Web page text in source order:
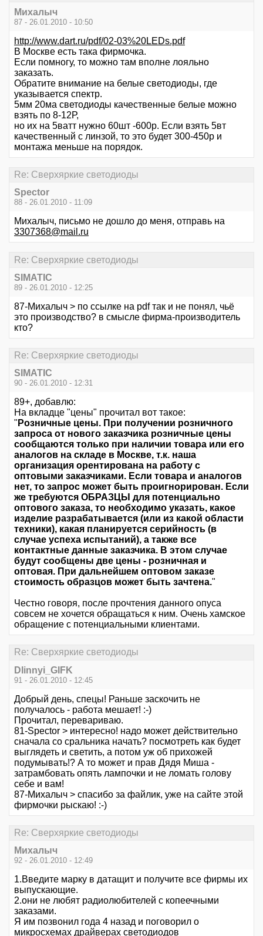
Михалыч
87 - 26.01.2010 - 10:50
http://www.dart.ru/pdf/02-03%20LEDs.pdf
В Москве есть така фирмочка.
Если помногу, то можно там вполне лояльно
заказать.
Обратите внимание на белые светодиоды, где
указывается спектр.
5мм 20ма светодиоды качественные белые можно
взять по 8-12Р,
но их на 5ватт нужно 60шт -600р. Если взять 5вт
качественный с линзой, то это будет 300-450р и
монтажа меньше на порядок.
Re: Сверхяркие светодиоды
Spector
88 - 26.01.2010 - 11:09
Михалыч, письмо не дошло до меня, отправь на
3307368@mail.ru
Re: Сверхяркие светодиоды
SIMATIC
89 - 26.01.2010 - 12:25
87-Михалыч > по ссылке на pdf так и не понял, чьё
это производство? в смысле фирма-производитель
кто?
Re: Сверхяркие светодиоды
SIMATIC
90 - 26.01.2010 - 12:31
89+, добавлю:
На вкладце "цены" прочитал вот такое:
" Розничные цены. При получении розничного
запроса от нового заказчика розничные цены
сообщаются только при наличии товара или его
аналогов на складе в Москве, т.к. наша
организация орентирована на работу с
оптовыми заказчиками. Если товара и аналогов
нет, то запрос может быть проигнорирован. Если
же требуются ОБРАЗЦЫ для потенциально
оптового заказа, то необходимо указать, какое
изделие разрабатывается (или из какой области
техники), какая планируется серийность (в
случае успеха испытаний), а также все
контактные данные заказчика. В этом случае
будут сообщены две цены - розничная и
оптовая. При дальнейшем оптовом заказе
стоимость образцов может быть зачтена."
Честно говоря, после прочтения данного опуса
совсем не хочется обращаться к ним. Очень хамское
обращение с потенциальными клиентами.
Re: Сверхяркие светодиоды
Dlinnyi_GIFK
91 - 26.01.2010 - 12:45
Добрый день, спецы! Раньше заскочить не
получалось - работа мешает! :-)
Прочитал, перевариваю.
81-Spector > интересно! надо может действительно
сначала со сральника начать? посмотреть как будет
выглядеть и светить, а потом уж об прихожей
подумывать!? А то может и прав Дядя Миша -
затрамбовать опять лампочки и не ломать голову
себе и вам!
87-Михалыч > спасибо за файлик, уже на сайте этой
фирмочки рыскаю! :-)
Re: Сверхяркие светодиоды
Михалыч
92 - 26.01.2010 - 12:49
1.Введите марку в датащит и получите все фирмы их
выпускающие.
2.они не любят радиолюбителей с копеечными
заказами.
Я им позвонил года 4 назад и поговорил о
микросхемах драйверах светодиодов